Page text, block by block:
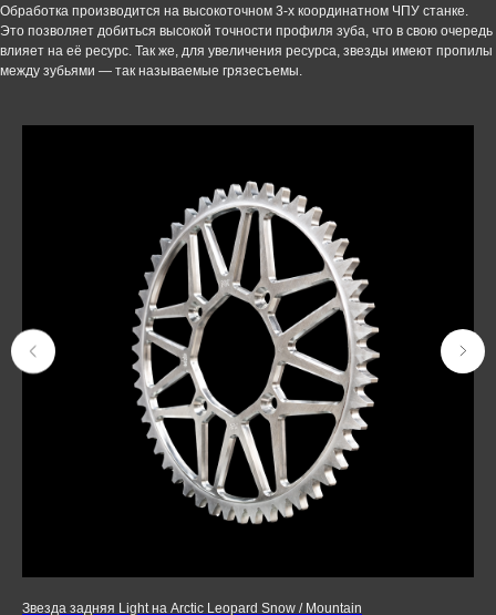
Обработка производится на высокоточном 3-х координатном ЧПУ станке.
Это позволяет добиться высокой точности профиля зуба, что в свою очередь
влияет на её ресурс. Так же, для увеличения ресурса, звезды имеют пропилы
между зубьями — так называемые грязесъемы.
Звезда задняя Light на Arctic Leopard Snow / Mountain